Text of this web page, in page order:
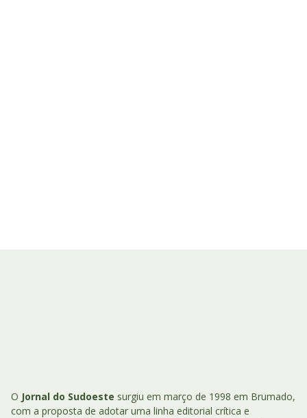
O Jornal do Sudoeste surgiu em março de 1998 em Brumado,
com a proposta de adotar uma linha editorial crítica e